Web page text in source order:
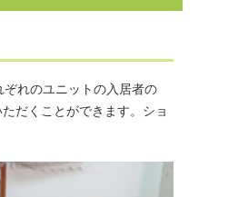
れのユニットの入居者の
だくことができます。ショ